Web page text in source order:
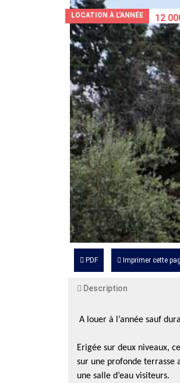
LOCATION À L'ANNÉE 12
PDF Imprimer cette
Description
A louer à l’année sauf
Erigée sur deux niveaux,
sur une profonde terrasse
une salle d’eau visiteurs.